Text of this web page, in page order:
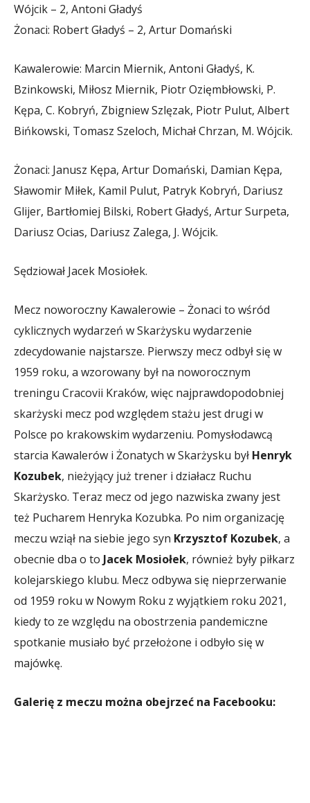
Wójcik – 2, Antoni Gładyś
Żonaci: Robert Gładyś – 2, Artur Domański
Kawalerowie: Marcin Miernik, Antoni Gładyś, K.
Bzinkowski, Miłosz Miernik, Piotr Ozięmbłowski, P.
Kępa, C. Kobryń, Zbigniew Szlęzak, Piotr Pulut, Albert
Bińkowski, Tomasz Szeloch, Michał Chrzan, M. Wójcik.
Żonaci: Janusz Kępa, Artur Domański, Damian Kępa,
Sławomir Miłek, Kamil Pulut, Patryk Kobryń, Dariusz
Glijer, Bartłomiej Bilski, Robert Gładyś, Artur Surpeta,
Dariusz Ocias, Dariusz Zalega, J. Wójcik.
Sędziował Jacek Mosiołek.
Mecz noworoczny Kawalerowie – Żonaci to wśród
cyklicznych wydarzeń w Skarżysku wydarzenie
zdecydowanie najstarsze. Pierwszy mecz odbył się w
1959 roku, a wzorowany był na noworocznym
treningu Cracovii Kraków, więc najprawdopodobniej
skarżyski mecz pod względem stażu jest drugi w
Polsce po krakowskim wydarzeniu. Pomysłodawcą
starcia Kawalerów i Żonatych w Skarżysku był Henryk
Kozubek, nieżyjący już trener i działacz Ruchu
Skarżysko. Teraz mecz od jego nazwiska zwany jest
też Pucharem Henryka Kozubka. Po nim organizację
meczu wziął na siebie jego syn Krzysztof Kozubek, a
obecnie dba o to Jacek Mosiołek, również były piłkarz
kolejarskiego klubu. Mecz odbywa się nieprzerwanie
od 1959 roku w Nowym Roku z wyjątkiem roku 2021,
kiedy to ze względu na obostrzenia pandemiczne
spotkanie musiało być przełożone i odbyło się w
majówkę.
Galerię z meczu można obejrzeć na Facebooku: